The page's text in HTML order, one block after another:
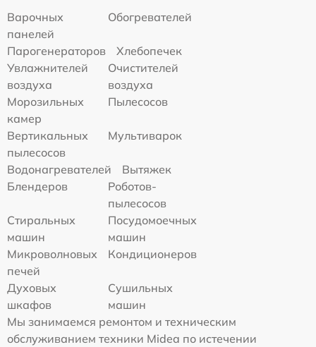
Варочных
панелей
Обогревателей
Парогенераторов
Хлебопечек
Увлажнителей
воздуха
Очистителей
воздуха
Морозильных
камер
Пылесосов
Вертикальных
пылесосов
Мультиварок
Водонагревателей
Вытяжек
Блендеров
Роботов-
пылесосов
Стиральных
машин
Посудомоечных
машин
Микроволновых
печей
Кондиционеров
Духовых
шкафов
Сушильных
машин
Мы занимаемся ремонтом и техническим
обслуживанием техники Midea по истечении